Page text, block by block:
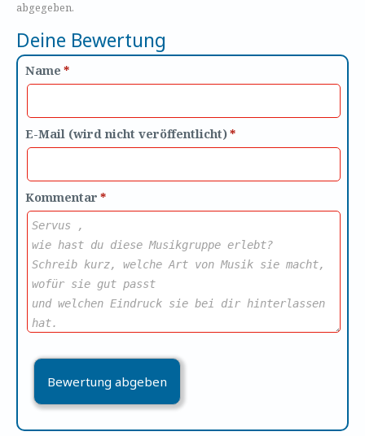
abgegeben.
Deine Bewertung
Name *
E-Mail (wird nicht veröffentlicht)*
Kommentar *